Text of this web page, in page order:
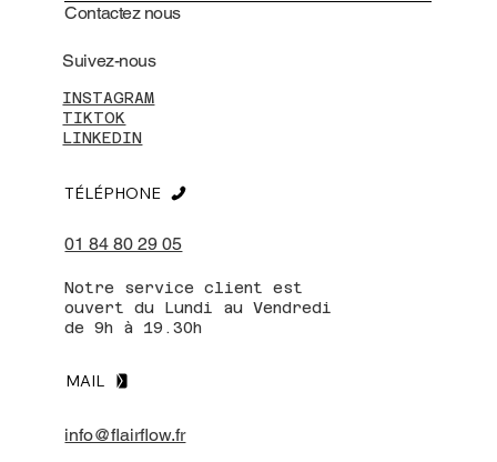
Contactez nous
INSTAGRAM
TIKTOK
LINKEDIN
Suivez-nous
01 84 80 29 05
TÉLÉPHONE
Notre service client est
ouvert du Lundi au Vendredi
de 9h à 19.30h
MAIL
info@flairflow.fr